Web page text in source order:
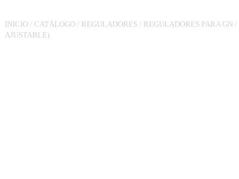
INICIO / CATÁLOGO / REGULADORES / REGULADORES PARA GN /
AJUSTABLE)